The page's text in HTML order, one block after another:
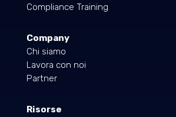
Compliance Training
Company
Chi siamo
Lavora con noi
Partner
Risorse